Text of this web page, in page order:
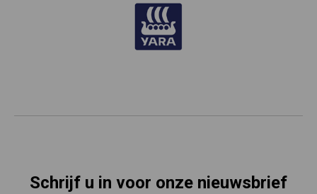
Schrijf u in voor onze nieuwsbrief